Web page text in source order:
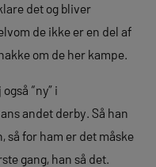
det og bliver
de ikke er en del af
om de her kampe.
“ny” i
andet derby. Så han
så for ham er det måske
gang, han så det.